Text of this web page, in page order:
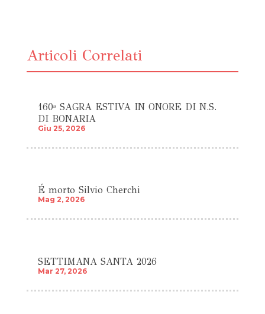
Articoli Correlati
160ª SAGRA ESTIVA IN ONORE DI N.S.
DI BONARIA
Giu 25, 2026
É morto Silvio Cherchi
Mag 2, 2026
SETTIMANA SANTA 2026
Mar 27, 2026